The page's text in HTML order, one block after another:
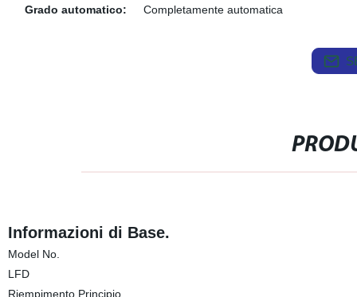
Grado automatico:
Completamente automatica
Informazioni di Base.
Model No.
LFD
Riempimento Principio